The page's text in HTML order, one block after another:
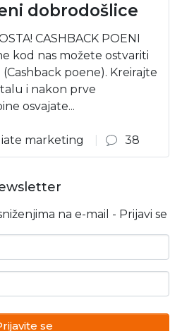
dobrodošlice
CASHBACK POENI
kod nas možete ostvariti
poene). Kreirajte
i nakon prve
osvajate...
marketing
38
na e-mail - Prijavi se
se